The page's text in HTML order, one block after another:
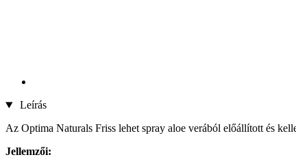
Leírás
Az Optima Naturals Friss lehet spray aloe verából előállított és
Jellemzői: